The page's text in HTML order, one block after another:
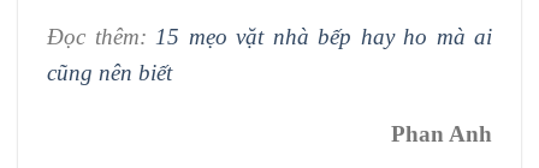
Đọc thêm: 15 mẹo vặt nhà bếp hay ho mà ai
cũng nên biết
Phan Anh